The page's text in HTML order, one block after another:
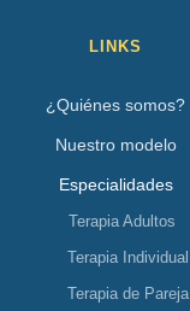
LINKS
¿Quiénes somos?
Nuestro modelo
Especialidades
Terapia Adultos
Terapia Individual
Terapia de Pareja